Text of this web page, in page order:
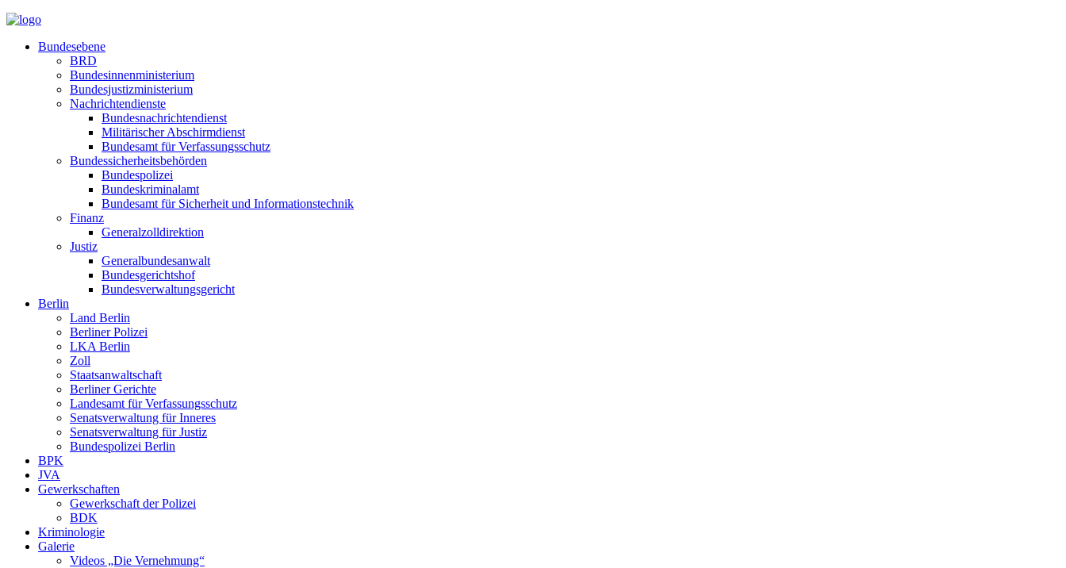
Bundesebene
BRD
Bundesinnenministerium
Bundesjustizministerium
Nachrichtendienste
Bundesnachrichtendienst
Militärischer Abschirmdienst
Bundesamt für Verfassungsschutz
Bundessicherheitsbehörden
Bundespolizei
Bundeskriminalamt
Bundesamt für Sicherheit und Informationstechnik
Finanz
Generalzolldirektion
Justiz
Generalbundesanwalt
Bundesgerichtshof
Bundesverwaltungsgericht
Berlin
Land Berlin
Berliner Polizei
LKA Berlin
Zoll
Staatsanwaltschaft
Berliner Gerichte
Landesamt für Verfassungsschutz
Senatsverwaltung für Inneres
Senatsverwaltung für Justiz
Bundespolizei Berlin
BPK
JVA
Gewerkschaften
Gewerkschaft der Polizei
BDK
Kriminologie
Galerie
Videos „Die Vernehmung“